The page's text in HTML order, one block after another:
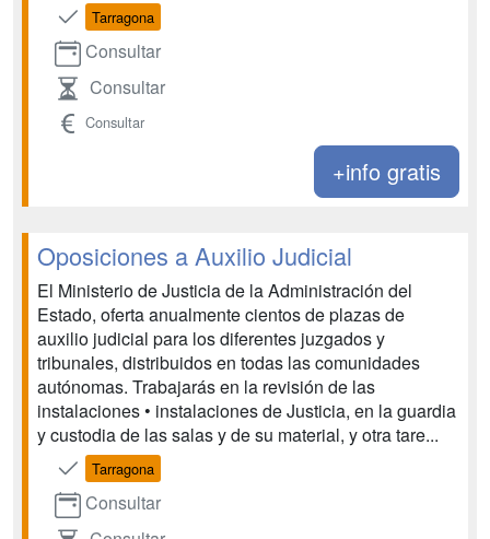
Tarragona
Consultar
Consultar
Consultar
+info gratis
Oposiciones a Auxilio Judicial
El Ministerio de Justicia de la Administración del
Estado, oferta anualmente cientos de plazas de
auxilio judicial para los diferentes juzgados y
tribunales, distribuidos en todas las comunidades
autónomas. Trabajarás en la revisión de las
instalaciones • instalaciones de Justicia, en la guardia
y custodia de las salas y de su material, y otra tare...
Tarragona
Consultar